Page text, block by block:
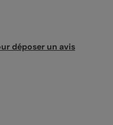
déposer un avis